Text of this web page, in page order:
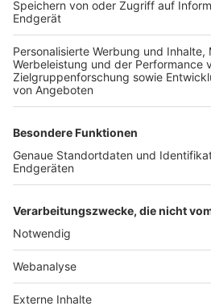
TOP-VEREINE
TOP-PARTNER
Nutzungsbedingungen Datenschutz